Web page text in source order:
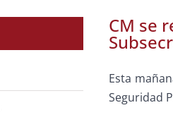
CM se
Esta
Seguridad